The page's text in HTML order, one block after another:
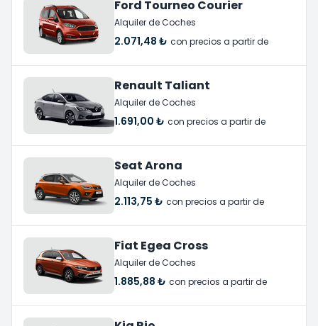
Ford Tourneo Courier
Alquiler de Coches
2.071,48 ₺ con precios a partir de
Renault Taliant
Alquiler de Coches
1.691,00 ₺ con precios a partir de
Seat Arona
Alquiler de Coches
2.113,75 ₺ con precios a partir de
Fiat Egea Cross
Alquiler de Coches
1.885,88 ₺ con precios a partir de